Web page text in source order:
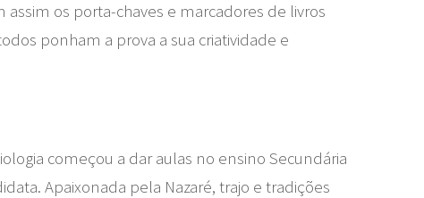
os porta-chaves e marcadores de livros
ponham a prova a sua criatividade e
começou a dar aulas no ensino Secundária
Apaixonada pela Nazaré, trajo e tradições